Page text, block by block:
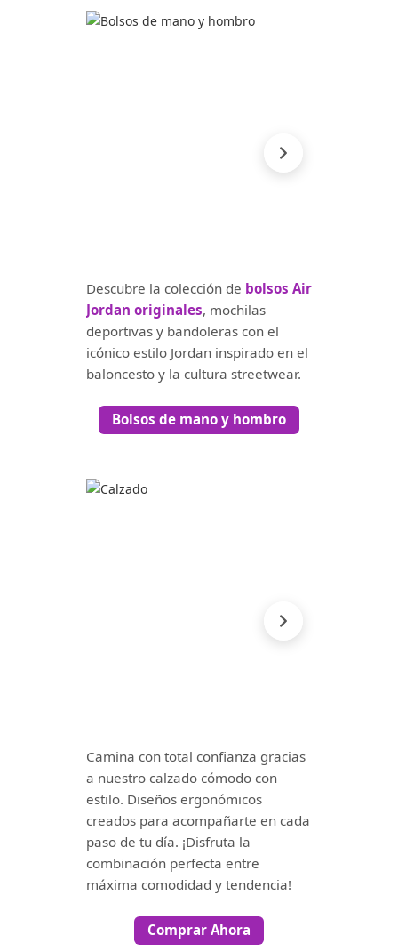
Descubre la colección de bolsos Air
Jordan originales, mochilas
deportivas y bandoleras con el
icónico estilo Jordan inspirado en el
baloncesto y la cultura streetwear.
Bolsos de mano y hombro
Camina con total confianza gracias
a nuestro calzado cómodo con
estilo. Diseños ergonómicos
creados para acompañarte en cada
paso de tu día. ¡Disfruta la
combinación perfecta entre
máxima comodidad y tendencia!
Comprar Ahora